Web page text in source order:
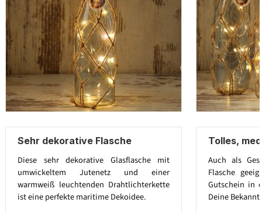
Sehr dekorative Flasche
Diese sehr dekorative Glasflasche mit
umwickeltem Jutenetz und einer
warmweiß leuchtenden Drahtlichterkette
ist eine perfekte maritime Dekoidee.
Tolles,
Auch als
Flasche
Gutschein in
Deine